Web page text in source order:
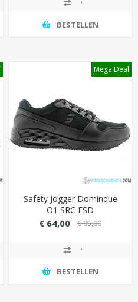
tactische werkgebieden)
BESTELLEN
Mega Deal
Safety Jogger Dominque
O1 SRC ESD
€ 64,00 € 85,00
BESTELLEN